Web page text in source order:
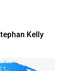
Kelly